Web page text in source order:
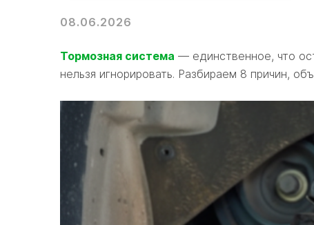
08.06.2026
Тормозная система — единственное, что
нельзя игнорировать. Разбираем 8 причин,